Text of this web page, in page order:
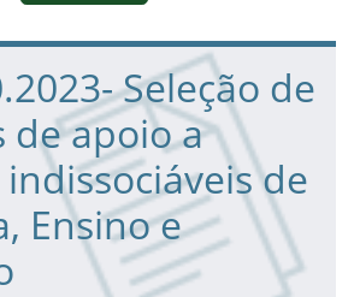
Seleção de
de apoio a
de
Ensino e